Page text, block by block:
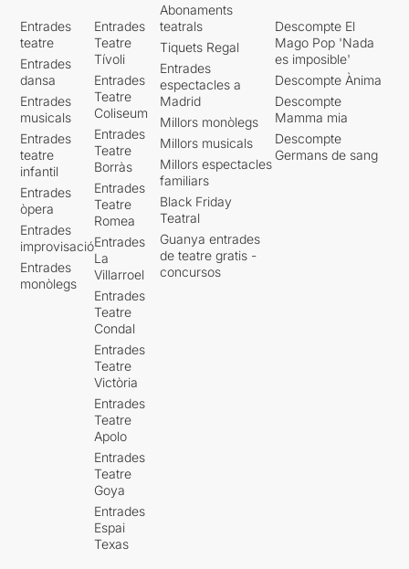
Entrades
teatre
Entrades
dansa
Entrades
musicals
Entrades
teatre
infantil
Entrades
òpera
Entrades
improvisació
Entrades
monòlegs
Entrades
Teatre
Tívoli
Entrades
Teatre
Coliseum
Entrades
Teatre
Borràs
Entrades
Teatre
Romea
Entrades
La
Villarroel
Entrades
Teatre
Condal
Entrades
Teatre
Victòria
Entrades
Teatre
Apolo
Entrades
Teatre
Goya
Entrades
Espai
Texas
Abonaments
teatrals
Tiquets Regal
Entrades
espectacles a
Madrid
Millors monòlegs
Millors musicals
Millors espectacles
familiars
Black Friday
Teatral
Guanya entrades
de teatre gratis -
concursos
Descompte El
Mago Pop 'Nada
es imposible'
Descompte Ànima
Descompte
Mamma mia
Descompte
Germans de sang